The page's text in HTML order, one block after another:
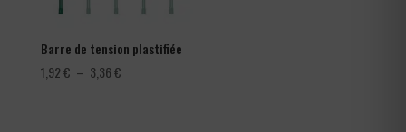
Barre de tension plastifiée
1,92€ – 3,36€Plage